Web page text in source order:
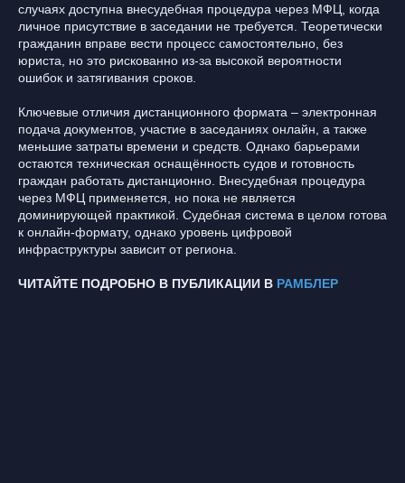
случаях доступна внесудебная процедура через МФЦ, когда
личное присутствие в заседании не требуется. Теоретически
гражданин вправе вести процесс самостоятельно, без
юриста, но это рискованно из-за высокой вероятности
ошибок и затягивания сроков.
Ключевые отличия дистанционного формата – электронная
подача документов, участие в заседаниях онлайн, а также
меньшие затраты времени и средств. Однако барьерами
остаются техническая оснащённость судов и готовность
граждан работать дистанционно. Внесудебная процедура
через МФЦ применяется, но пока не является
доминирующей практикой. Судебная система в целом готова
к онлайн-формату, однако уровень цифровой
инфраструктуры зависит от региона.
ЧИТАЙТЕ ПОДРОБНО В ПУБЛИКАЦИИ В РАМБЛЕР